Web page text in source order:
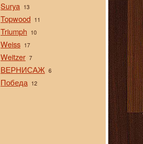
Surya 13
Topwood 11
Triumph 10
Weiss 17
Weitzer 7
ВЕРНИСАЖ 6
Победа 12